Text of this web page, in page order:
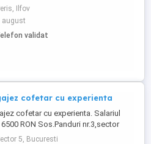
de patiserie si panificatie x 4
Se ofera salariu atractiv, cazare.
relatii suplimentare, va rugam sa ne
la numarul de telefon
Ilfov
august
validat
cofetar cu experienta
cofetar cu experienta. Salariul
6500 RON Sos.Panduri nr.3,sector
5, Bucuresti